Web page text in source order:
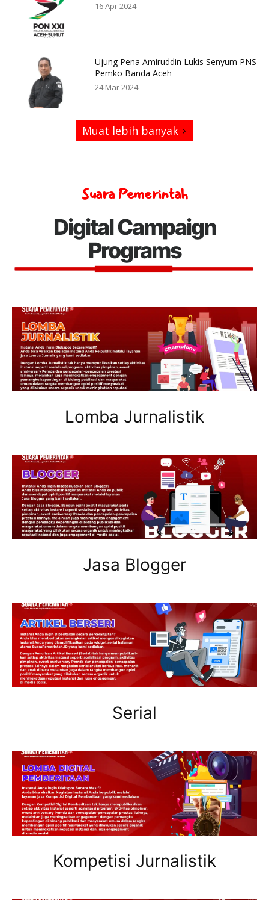
16 Apr 2024
Ujung Pena Amiruddin Lukis Senyum PNS
Pemko Banda Aceh
24 Mar 2024
Muat lebih banyak
Suara Pemerintah
Digital Campaign
Programs
Lomba Jurnalistik
Jasa Blogger
Serial
Kompetisi Jurnalistik